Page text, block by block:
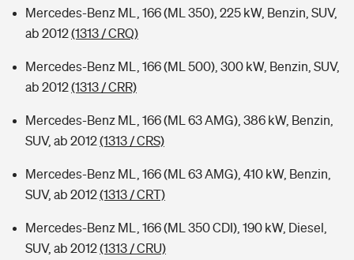
Mercedes-Benz ML, 166 (ML 350), 225 kW, Benzin, SUV,
ab 2012(1313 / CRQ)
Mercedes-Benz ML, 166 (ML 500), 300 kW, Benzin, SUV,
ab 2012(1313 / CRR)
Mercedes-Benz ML, 166 (ML 63 AMG), 386 kW, Benzin,
SUV, ab 2012(1313 / CRS)
Mercedes-Benz ML, 166 (ML 63 AMG), 410 kW, Benzin,
SUV, ab 2012(1313 / CRT)
Mercedes-Benz ML, 166 (ML 350 CDI), 190 kW, Diesel,
SUV, ab 2012(1313 / CRU)